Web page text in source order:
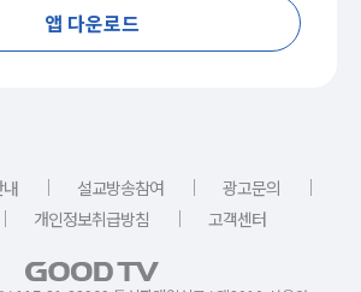
앱 다운로드
｜ 설교방송참여 ｜ 광고문의
｜
｜ 개인정보취급방침 ｜ 고객센터